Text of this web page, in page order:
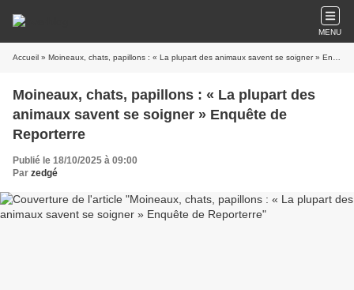
MENU
Accueil » Moineaux, chats, papillons : « La plupart des animaux savent se soigner » Enquête de Reporterre
Moineaux, chats, papillons : « La plupart des
animaux savent se soigner » Enquête de
Reporterre
Publié le 18/10/2025 à 09:00
Par zedgé